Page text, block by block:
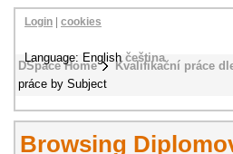
DSpace Home Kvalifikační práce
práce by Subject
Login cookies
Language: Englishčeština
Browsing